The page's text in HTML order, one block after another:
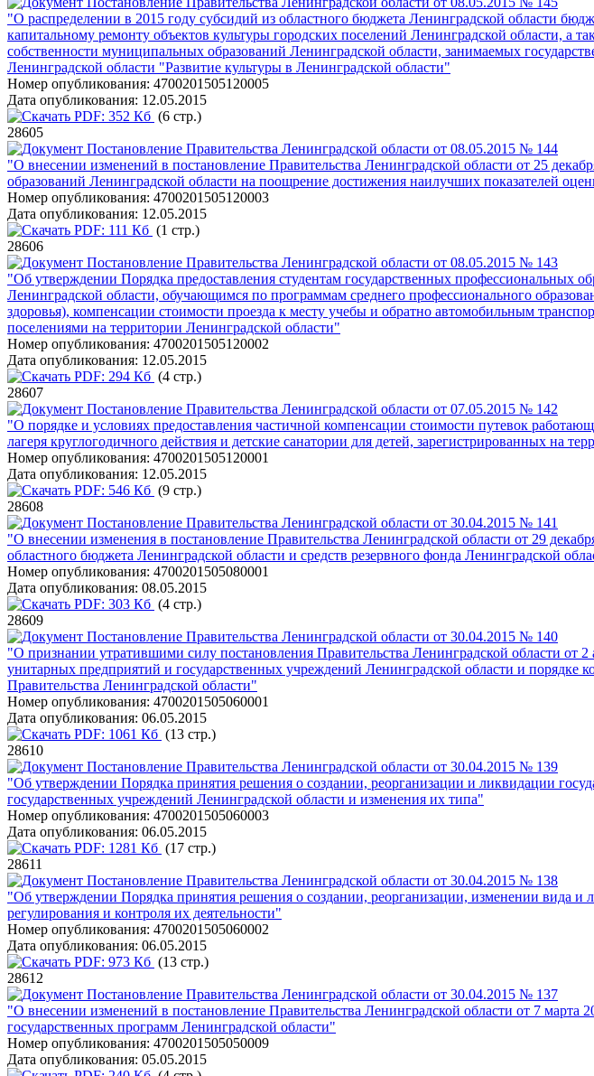
"О распределении в 2015 году субсидий из областного бюджета Ленинградской области
капитальному ремонту объектов культуры городских поселений Ленинградской области, а
собственности муниципальных образований Ленинградской области, занимаемых
Ленинградской области "Развитие культуры в Ленинградской области"
Номер опубликования: 4700201505120005
Дата опубликования: 12.05.2015
PDF: 352 Кб (6 стр.)
28605
Постановление Правительства Ленинградской области от 08.05.2015 № 144
"О внесении изменений в постановление Правительства Ленинградской области от 25
образований Ленинградской области на поощрение достижения наилучших показателей
Номер опубликования: 4700201505120003
Дата опубликования: 12.05.2015
PDF: 111 Кб (1 стр.)
28606
Постановление Правительства Ленинградской области от 08.05.2015 № 143
"Об утверждении Порядка предоставления студентам государственных профессиональных
Ленинградской области, обучающимся по программам среднего профессионального
здоровья), компенсации стоимости проезда к месту учебы и обратно автомобильным
поселениями на территории Ленинградской области"
Номер опубликования: 4700201505120002
Дата опубликования: 12.05.2015
PDF: 294 Кб (4 стр.)
28607
Постановление Правительства Ленинградской области от 07.05.2015 № 142
"О порядке и условиях предоставления частичной компенсации стоимости путевок
лагеря круглогодичного действия и детские санатории для детей, зарегистрированных на
Номер опубликования: 4700201505120001
Дата опубликования: 12.05.2015
PDF: 546 Кб (9 стр.)
28608
Постановление Правительства Ленинградской области от 30.04.2015 № 141
"О внесении изменения в постановление Правительства Ленинградской области от 29
областного бюджета Ленинградской области и средств резервного фонда Ленинградской
Номер опубликования: 4700201505080001
Дата опубликования: 08.05.2015
PDF: 303 Кб (4 стр.)
28609
Постановление Правительства Ленинградской области от 30.04.2015 № 140
"О признании утратившими силу постановления Правительства Ленинградской области от
унитарных предприятий и государственных учреждений Ленинградской области и порядке
Правительства Ленинградской области"
Номер опубликования: 4700201505060001
Дата опубликования: 06.05.2015
PDF: 1061 Кб (13 стр.)
28610
Постановление Правительства Ленинградской области от 30.04.2015 № 139
"Об утверждении Порядка принятия решения о создании, реорганизации и ликвидации
государственных учреждений Ленинградской области и изменения их типа"
Номер опубликования: 4700201505060003
Дата опубликования: 06.05.2015
PDF: 1281 Кб (17 стр.)
28611
Постановление Правительства Ленинградской области от 30.04.2015 № 138
"Об утверждении Порядка принятия решения о создании, реорганизации, изменении вида
регулирования и контроля их деятельности"
Номер опубликования: 4700201505060002
Дата опубликования: 06.05.2015
PDF: 973 Кб (13 стр.)
28612
Постановление Правительства Ленинградской области от 30.04.2015 № 137
"О внесении изменений в постановление Правительства Ленинградской области от 7
государственных программ Ленинградской области"
Номер опубликования: 4700201505050009
Дата опубликования: 05.05.2015